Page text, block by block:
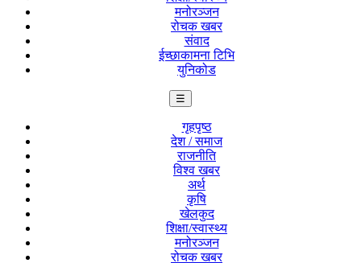
मनोरञ्जन
रोचक खबर
संवाद
ईच्छाकामना टिभि
युनिकोड
☰
गृहपृष्ठ
देश / समाज
राजनीति
विश्व खबर
अर्थ
कृषि
खेलकुद
शिक्षा/स्वास्थ्य
मनोरञ्जन
रोचक खबर